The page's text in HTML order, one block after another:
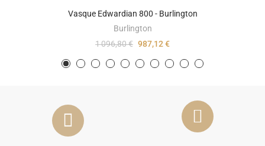
Vasque Edwardian 800 - Burlington
Burlington
1 096,80 € 987,12 €